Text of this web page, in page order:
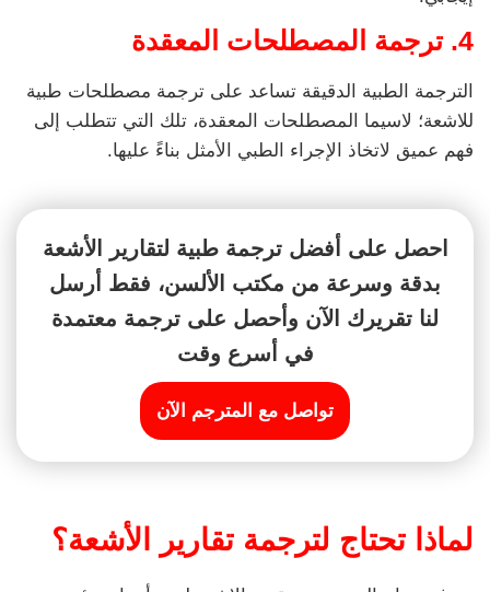
4. ترجمة المصطلحات المعقدة
الترجمة الطبية الدقيقة تساعد على ترجمة مصطلحات طبية
للاشعة؛ لاسيما المصطلحات المعقدة، تلك التي تتطلب إلى
فهم عميق لاتخاذ الإجراء الطبي الأمثل بناءً عليها.
احصل على أفضل ترجمة طبية لتقارير الأشعة
بدقة وسرعة من مكتب الألسن، فقط أرسل
لنا تقريرك الآن وأحصل على ترجمة معتمدة
في أسرع وقت
تواصل مع المترجم الآن
لماذا تحتاج لترجمة تقارير الأشعة؟